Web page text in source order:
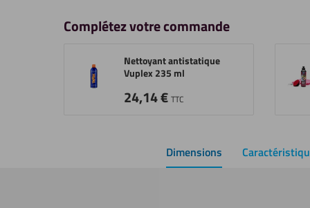
Complétez votre commande
Nettoyant antistatique
Vuplex 235 ml
24,14€ TTC
Dimensions